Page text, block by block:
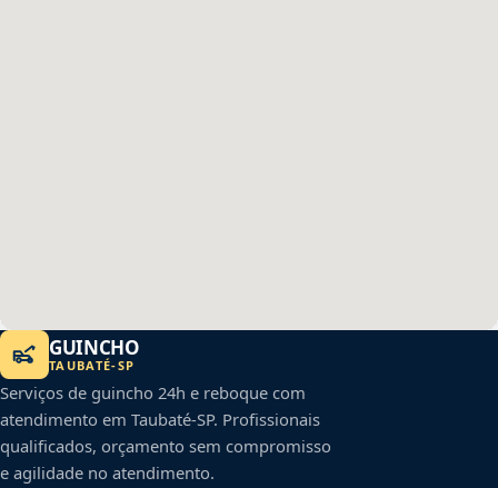
GUINCHO
TAUBATÉ-SP
Serviços de guincho 24h e reboque com
atendimento em Taubaté-SP. Profissionais
qualificados, orçamento sem compromisso
e agilidade no atendimento.